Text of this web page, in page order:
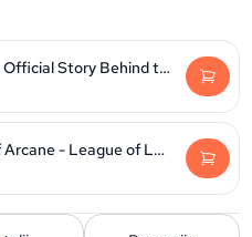
Stranger Things - The Official Story Behind the Legendary Series
The Art and Making of Arcane - League of Legends